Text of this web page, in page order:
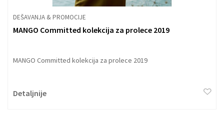
DEŠAVANJA & PROMOCIJE
MANGO Committed kolekcija za prolece 2019
MANGO Committed kolekcija za prolece 2019
Detaljnije